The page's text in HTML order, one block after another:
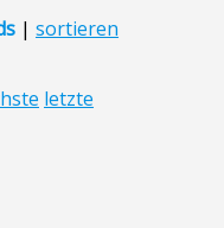
| sortieren
letzte